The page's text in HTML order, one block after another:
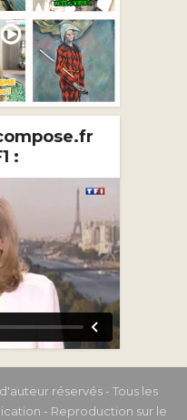
:
réservés - Tous les
- Reproduction sur le